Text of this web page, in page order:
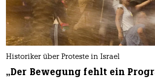
Historiker über Proteste in Israel
„Der Bewegung fehlt ein